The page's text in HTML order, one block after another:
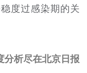
度过感染期的关
分析尽在北京日报